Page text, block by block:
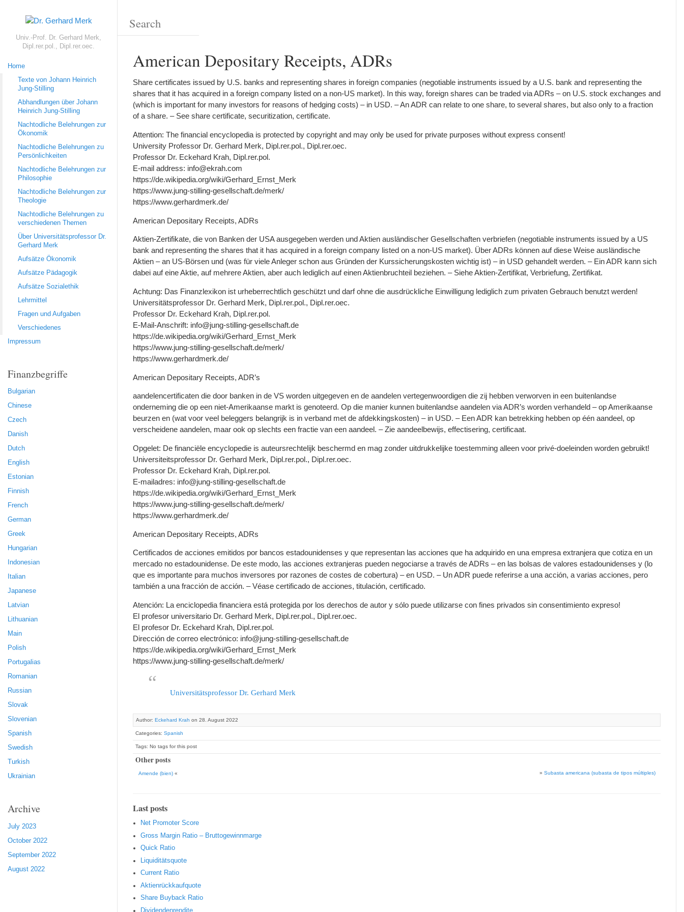
Univ.-Prof. Dr. Gerhard Merk,
Dipl.rer.pol., Dipl.rer.oec.
Home
Texte von Johann Heinrich
Jung-Stilling
Abhandlungen über Johann
Heinrich Jung-Stilling
Nachtodliche Belehrungen zur
Ökonomik
Nachtodliche Belehrungen zu
Persönlichkeiten
Nachtodliche Belehrungen zur
Philosophie
Nachtodliche Belehrungen zur
Theologie
Nachtodliche Belehrungen zu
verschiedenen Themen
Über Universitätsprofessor Dr.
Gerhard Merk
Aufsätze Ökonomik
Aufsätze Pädagogik
Aufsätze Sozialethik
Lehrmittel
Fragen und Aufgaben
Verschiedenes
Impressum
Finanzbegriffe
Bulgarian
Chinese
Czech
Danish
Dutch
English
Estonian
Finnish
French
German
Greek
Hungarian
Indonesian
Italian
Japanese
Latvian
Lithuanian
Main
Polish
Portugalias
Romanian
Russian
Slovak
Slovenian
Spanish
Swedish
Turkish
Ukrainian
Archive
July 2023
October 2022
September 2022
August 2022
American Depositary Receipts, ADRs
Share certificates issued by U.S. banks and representing shares in foreign companies (negotiable instruments issued by a U.S. bank and representing the
shares that it has acquired in a foreign company listed on a non-US market). In this way, foreign shares can be traded via ADRs – on U.S. stock exchanges and
(which is important for many investors for reasons of hedging costs) – in USD. – An ADR can relate to one share, to several shares, but also only to a fraction
of a share. – See share certificate, securitization, certificate.
Attention: The financial encyclopedia is protected by copyright and may only be used for private purposes without express consent!
University Professor Dr. Gerhard Merk, Dipl.rer.pol., Dipl.rer.oec.
Professor Dr. Eckehard Krah, Dipl.rer.pol.
E-mail address: info@ekrah.com
https://de.wikipedia.org/wiki/Gerhard_Ernst_Merk
https://www.jung-stilling-gesellschaft.de/merk/
https://www.gerhardmerk.de/
American Depositary Receipts, ADRs
Aktien-Zertifikate, die von Banken der USA ausgegeben werden und Aktien ausländischer Gesellschaften verbriefen (negotiable instruments issued by a US
bank and representing the shares that it has acquired in a foreign company listed on a non-US market). Über ADRs können auf diese Weise ausländische
Aktien – an US-Börsen und (was für viele Anleger schon aus Gründen der Kurssicherungskosten wichtig ist) – in USD gehandelt werden. – Ein ADR kann sich
dabei auf eine Aktie, auf mehrere Aktien, aber auch lediglich auf einen Aktienbruchteil beziehen. – Siehe Aktien-Zertifikat, Verbriefung, Zertifikat.
Achtung: Das Finanzlexikon ist urheberrechtlich geschützt und darf ohne die ausdrückliche Einwilligung lediglich zum privaten Gebrauch benutzt werden!
Universitätsprofessor Dr. Gerhard Merk, Dipl.rer.pol., Dipl.rer.oec.
Professor Dr. Eckehard Krah, Dipl.rer.pol.
E-Mail-Anschrift: info@jung-stilling-gesellschaft.de
https://de.wikipedia.org/wiki/Gerhard_Ernst_Merk
https://www.jung-stilling-gesellschaft.de/merk/
https://www.gerhardmerk.de/
American Depositary Receipts, ADR’s
aandelencertificaten die door banken in de VS worden uitgegeven en de aandelen vertegenwoordigen die zij hebben verworven in een buitenlandse
onderneming die op een niet-Amerikaanse markt is genoteerd. Op die manier kunnen buitenlandse aandelen via ADR’s worden verhandeld – op Amerikaanse
beurzen en (wat voor veel beleggers belangrijk is in verband met de afdekkingskosten) – in USD. – Een ADR kan betrekking hebben op één aandeel, op
verscheidene aandelen, maar ook op slechts een fractie van een aandeel. – Zie aandeelbewijs, effectisering, certificaat.
Opgelet: De financiële encyclopedie is auteursrechtelijk beschermd en mag zonder uitdrukkelijke toestemming alleen voor privé-doeleinden worden gebruikt!
Universiteitsprofessor Dr. Gerhard Merk, Dipl.rer.pol., Dipl.rer.oec.
Professor Dr. Eckehard Krah, Dipl.rer.pol.
E-mailadres: info@jung-stilling-gesellschaft.de
https://de.wikipedia.org/wiki/Gerhard_Ernst_Merk
https://www.jung-stilling-gesellschaft.de/merk/
https://www.gerhardmerk.de/
American Depositary Receipts, ADRs
Certificados de acciones emitidos por bancos estadounidenses y que representan las acciones que ha adquirido en una empresa extranjera que cotiza en un
mercado no estadounidense. De este modo, las acciones extranjeras pueden negociarse a través de ADRs – en las bolsas de valores estadounidenses y (lo
que es importante para muchos inversores por razones de costes de cobertura) – en USD. – Un ADR puede referirse a una acción, a varias acciones, pero
también a una fracción de acción. – Véase certificado de acciones, titulación, certificado.
Atención: La enciclopedia financiera está protegida por los derechos de autor y sólo puede utilizarse con fines privados sin consentimiento expreso!
El profesor universitario Dr. Gerhard Merk, Dipl.rer.pol., Dipl.rer.oec.
El profesor Dr. Eckehard Krah, Dipl.rer.pol.
Dirección de correo electrónico: info@jung-stilling-gesellschaft.de
https://de.wikipedia.org/wiki/Gerhard_Ernst_Merk
https://www.jung-stilling-gesellschaft.de/merk/
Universitätsprofessor Dr. Gerhard Merk
Author: Eckehard Krah on 28. August 2022
Categories: Spanish
Tags: No tags for this post
Other posts
Amende (bien) « » Subasta americana (subasta de tipos múltiples)
Last posts
Net Promoter Score
Gro ss Margin Ratio – Bruttogewinnmarge
Quic k Ratio
Liquiditätsquote
Current Ratio
Aktienrückkaufquote
Sha re Buyback Ratio
Dividendenrendite